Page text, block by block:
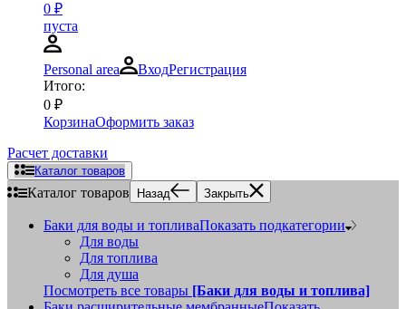
0 ₽
пуста
Personal area ВходРегистрация
Итого:
0 ₽
КорзинаОформить заказ
Расчет доставки
Каталог товаров
Каталог товаров Назад Закрыть
Баки для воды и топливаПоказать подкатегории
Для воды
Для топлива
Для душа
Посмотреть все товары [Баки для воды и топлива]